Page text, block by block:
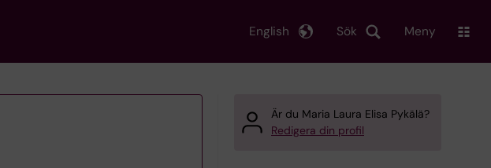
Sök
English Meny
Är du Maria Laura Elisa Pykälä?
Redigera din profil